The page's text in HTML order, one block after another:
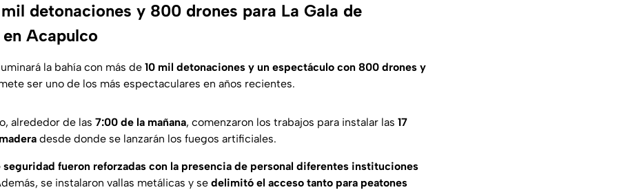
detonaciones y 800 drones para La Gala de
Acapulco
la bahía con más de 10 mil detonaciones y un espectáculo con 800 drones y
ser uno de los más espectaculares en años recientes.
alrededor de las 7:00 de la mañana, comenzaron los trabajos para instalar las 17
desde donde se lanzarán los fuegos artificiales.
seguridad fueron reforzadas con la presencia de personal diferentes instituciones
se instalaron vallas metálicas y se delimitó el acceso tanto para peatones